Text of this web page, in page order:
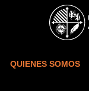
Skip to main content
QUIENES SOMOS